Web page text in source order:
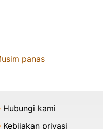
panas
Hubungi kami
Kebijakan privasi